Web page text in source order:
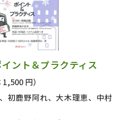
ント＆プラクティス
1,500 円）
初鹿野阿れ、大木理恵、中村